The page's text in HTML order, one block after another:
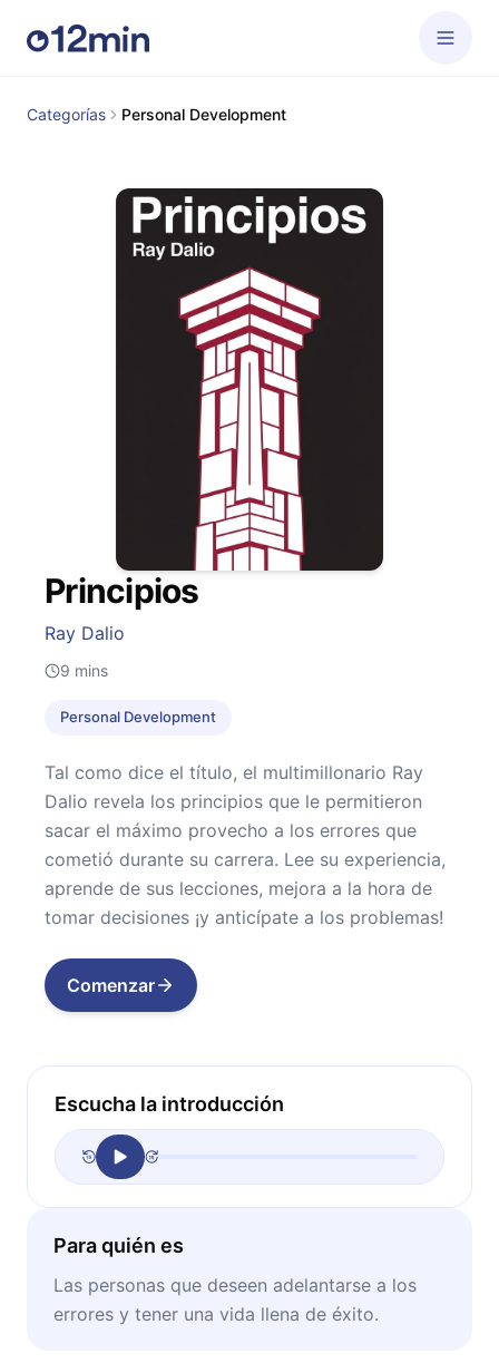
Categorías Personal Development
Principios
Ray Dalio
9 mins
Personal Development
Tal como dice el título, el multimillonario Ray
Dalio revela los principios que le permitieron
sacar el máximo provecho a los errores que
cometió durante su carrera. Lee su experiencia,
aprende de sus lecciones, mejora a la hora de
tomar decisiones ¡y anticípate a los problemas!
Comenzar
Escucha la introducción
Para quién es
Las personas que deseen adelantarse a los
errores y tener una vida llena de éxito.